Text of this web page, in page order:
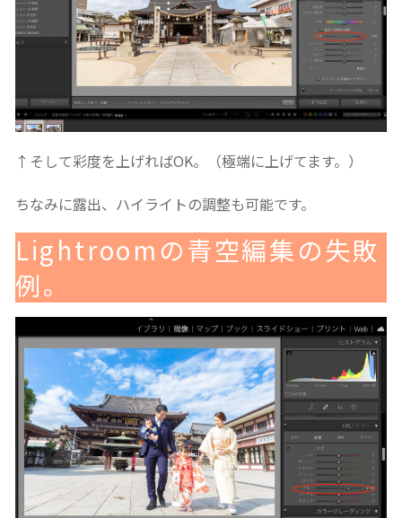
↑そして彩度を上げればOK。（極端に上げてます。）
ちなみに露出、ハイライトの調整も可能です。
Lightroomの青空編集の失敗
例。